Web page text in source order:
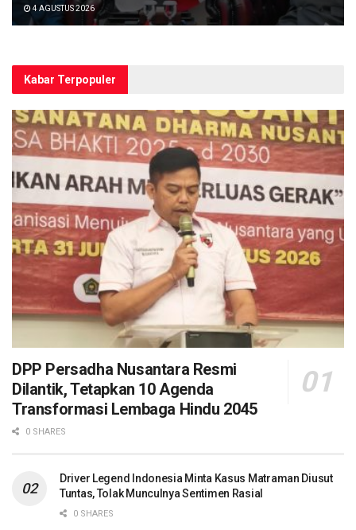
4 AGUSTUS 2026
Kabar Terpopuler
DPP Persadha Nusantara Resmi
Dilantik, Tetapkan 10 Agenda
Transformasi Lembaga Hindu 2045
0 SHARES
Driver Legend Indonesia Minta Kasus Matraman Diusut
Tuntas, Tolak Munculnya Sentimen Rasial
0 SHARES